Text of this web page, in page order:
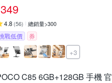
349
4.8 (56) 總銷量>300
戰低價 券
+3
C85 6GB+128GB 手機